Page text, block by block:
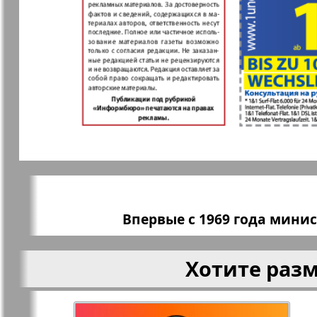
Кенгуру Клан
Кругозор Кругозор
Le Voyageur Life in
Мир отдыха и
МК
Наше Турбюро
Впервые с 1969 года
Хотите